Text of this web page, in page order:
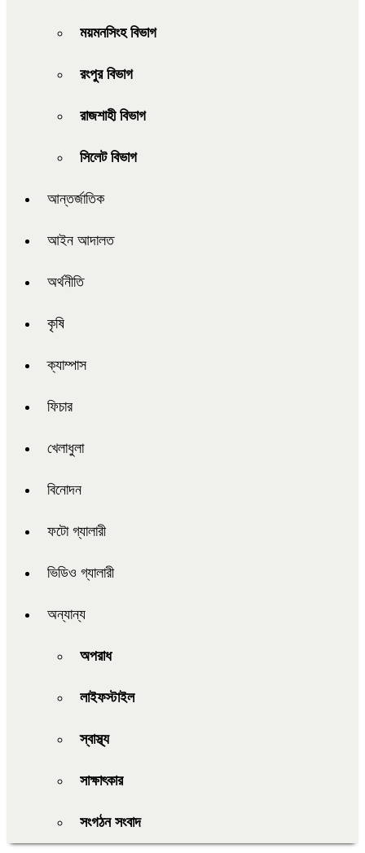
ময়মনসিংহ বিভাগ
রংপুর বিভাগ
রাজশাহী বিভাগ
সিলেট বিভাগ
আন্তর্জাতিক
আইন আদালত
অর্থনীতি
কৃষি
ক্যাম্পাস
ফিচার
খেলাধুলা
বিনোদন
ফটো গ্যালারী
ভিডিও গ্যালারী
অন্যান্য
অপরাধ
লাইফস্টাইল
স্বাস্থ্য
সাক্ষাৎকার
সংগঠন সংবাদ